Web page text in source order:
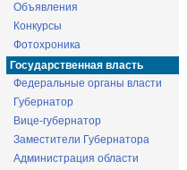
Объявления
Конкурсы
Фотохроника
Государственная власть
Федеральные органы власти
Губернатор
Вице-губернатор
Заместители Губернатора
Администрация области